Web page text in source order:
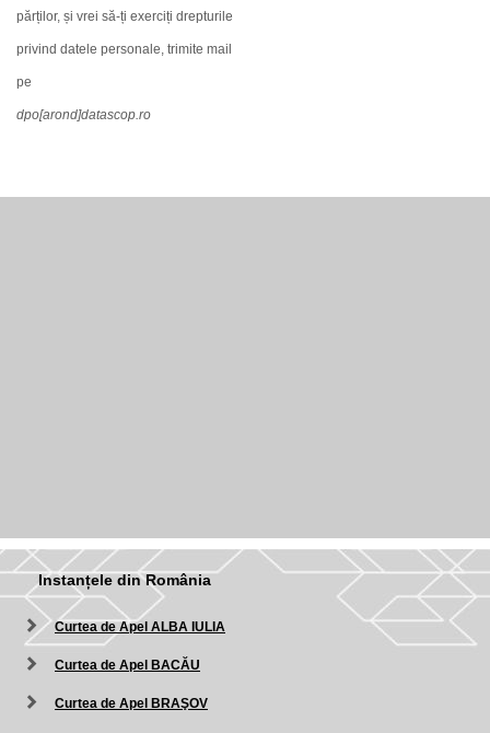
părților, și vrei să-ți exerciți drepturile
privind datele personale, trimite mail
pe
dpo[arond]datascop.ro
Instanțele din România
Curtea de Apel ALBA IULIA
Curtea de Apel BACĂU
Curtea de Apel BRAŞOV